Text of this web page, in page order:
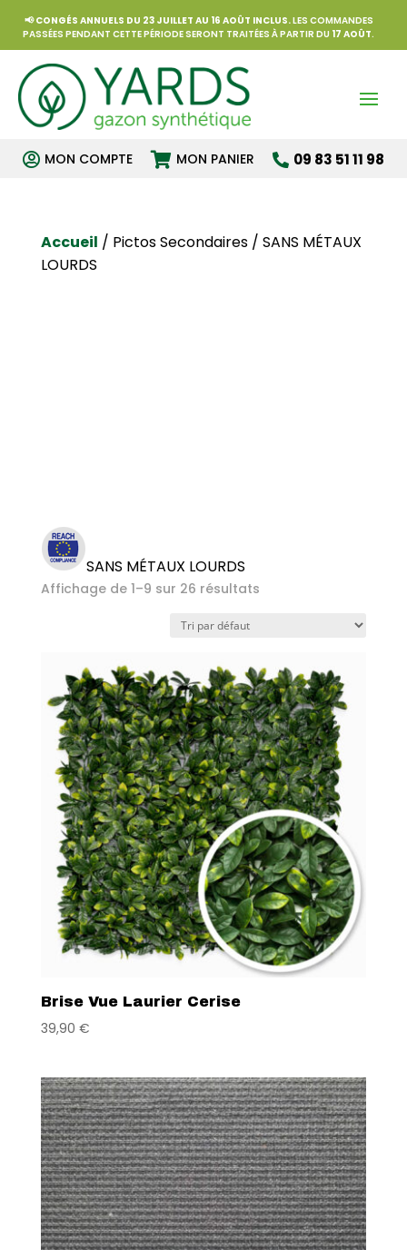
📢CONGÉS ANNUELS DU 23 JUILLET AU 16 AOÛT INCLUS.LES COMMANDES
PASSÉES PENDANT CETTE PÉRIODE SERONT TRAITÉES À PARTIR DU 17 AOÛT.
 MON COMPTE  MON PANIER  09 83 51 11 98
Accueil / Pictos Secondaires / SANS MÉTAUX
LOURDS
SANS MÉTAUX LOURDS
Affichage de 1–9 sur 26 résultats
Brise Vue Laurier Cerise
39,90 €